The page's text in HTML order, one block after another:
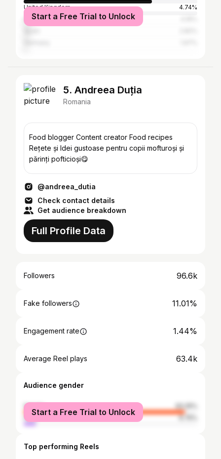
United Kingdom
4.74%
ItalyStart a Free Trial to Unlock
5. Andreea Duția
Romania
Food blogger Content creator Food recipes
Rețete și Idei gustoase pentru copii mofturoși și
părinți pofticioși😋
@andreea_dutia
Check contact details
Get audience breakdown
Full Profile Data
Followers 96.6k
Fake followers 11.01%
Engagement rate 1.44%
Average Reel plays 63.4k
Audience gender
female
93.25%
male
6.75%
Start a Free Trial to Unlock
Top performing Reels